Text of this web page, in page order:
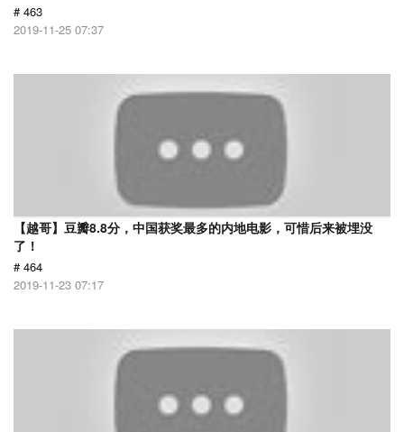
# 463
2019-11-25 07:37
【越哥】豆瓣8.8分，中国获奖最多的内地电影，可惜后来被埋没
了！
# 464
2019-11-23 07:17